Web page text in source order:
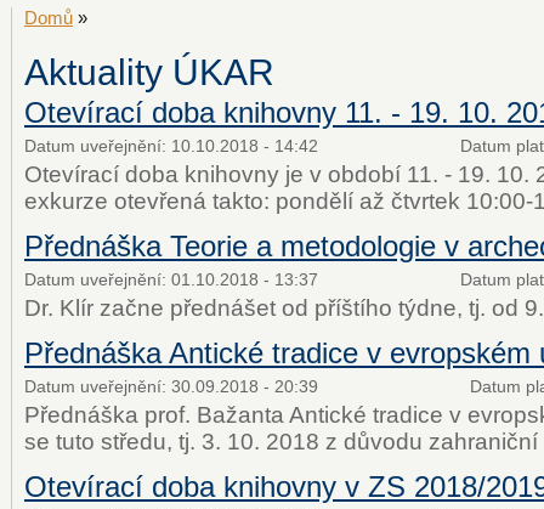
Domů »
Aktuality ÚKAR
Otevírací doba knihovny 11. - 19. 10.
Datum uveřejnění: 10.10.2018 - 14:42 Datum
Otevírací doba knihovny je v období 11. - 19. 10.
exkurze otevřená takto: pondělí až čtvrtek 10:00-
Přednáška Teorie a metodologie v
Datum uveřejnění: 01.10.2018 - 13:37 Datum
Dr. Klír začne přednášet od příštího týdne, tj. od
Přednáška Antické tradice v evropském
Datum uveřejnění: 30.09.2018 - 20:39 Datum
Přednáška prof. Bažanta Antické tradice v
se tuto středu, tj. 3. 10. 2018 z důvodu
Otevírací doba knihovny v ZS 2018/